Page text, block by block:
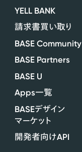
YELL BANK
請求書買い取り
BASE Community
BASE Partners
BASE U
Apps一覧
BASEデザイン
マーケット
開発者向けAPI